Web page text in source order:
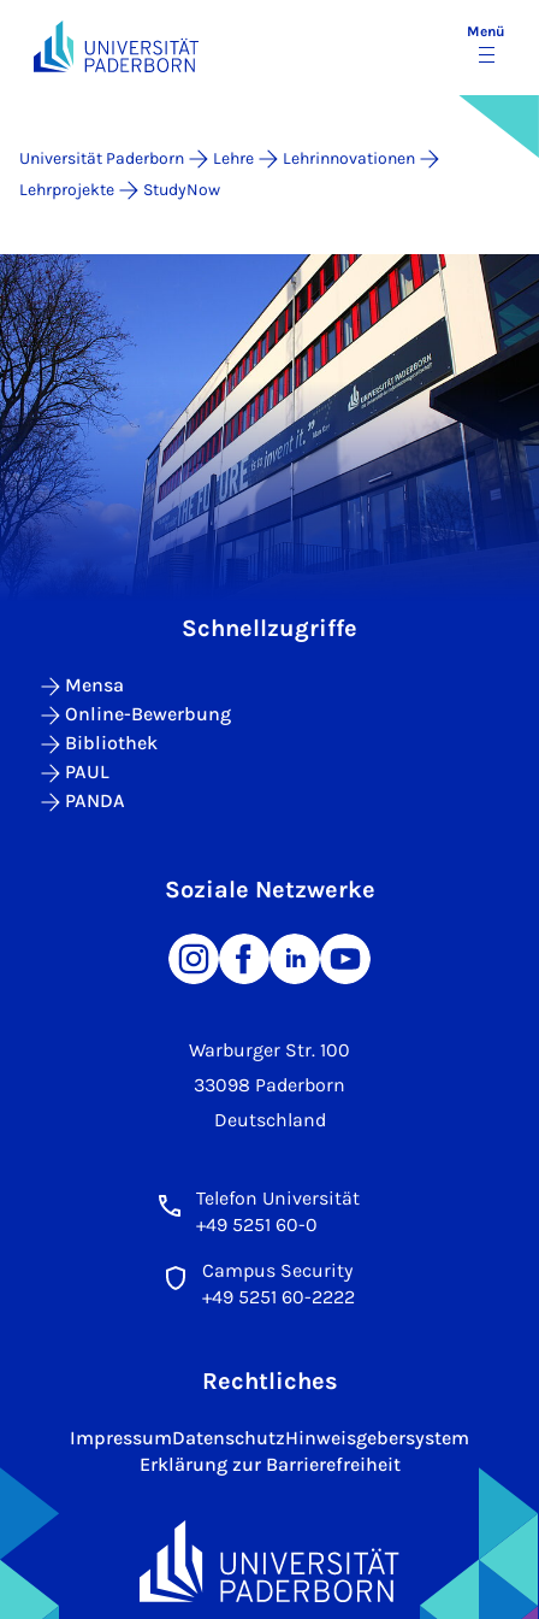
Menü
Universität Paderborn Lehre
Lehrinnovationen
Lehrprojekte
StudyNow
Warburger Str. 100
33098 Paderborn
Deutschland
Telefon Universität
+49 5251 60-0
Campus Security
+49 5251 60-2222
Schnellzugriffe
Mensa
Online-Bewerbung
Bibliothek
PAUL
PANDA
Soziale Netzwerke
Rechtliches
ImpressumDatenschutzHinweisgebersystem
Erklärung zur Barrierefreiheit